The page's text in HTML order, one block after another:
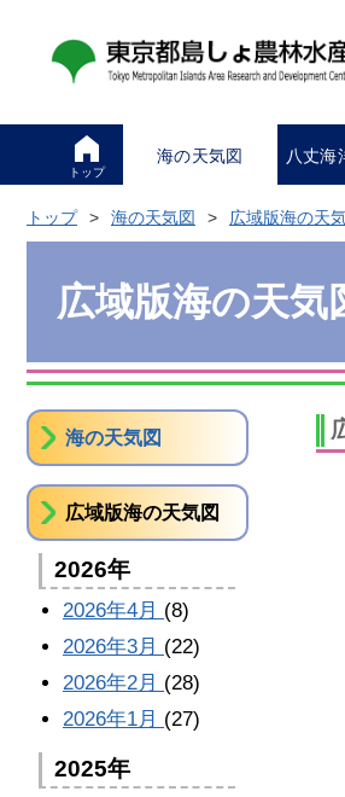
トップ
海の天気図 八丈海
トップ 海の天気図 広域版海の天
広域版海の天気
海の天気図
広域版海の天気図
2026年
2026年4月 (8)
2026年3月 (22)
2026年2月 (28)
2026年1月 (27)
2025年